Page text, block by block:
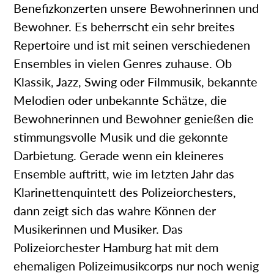
Benefizkonzerten unsere Bewohnerinnen und
Bewohner. Es beherrscht ein sehr breites
Repertoire und ist mit seinen verschiedenen
Ensembles in vielen Genres zuhause. Ob
Klassik, Jazz, Swing oder Filmmusik, bekannte
Melodien oder unbekannte Schätze, die
Bewohnerinnen und Bewohner genießen die
stimmungsvolle Musik und die gekonnte
Darbietung. Gerade wenn ein kleineres
Ensemble auftritt, wie im letzten Jahr das
Klarinettenquintett des Polizeiorchesters,
dann zeigt sich das wahre Können der
Musikerinnen und Musiker. Das
Polizeiorchester Hamburg hat mit dem
ehemaligen Polizeimusikcorps nur noch wenig